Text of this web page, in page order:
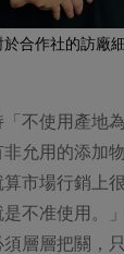
合作社的訪廠
不使用產地
允用的添加
市場行銷上
不准使用。
層層把關，